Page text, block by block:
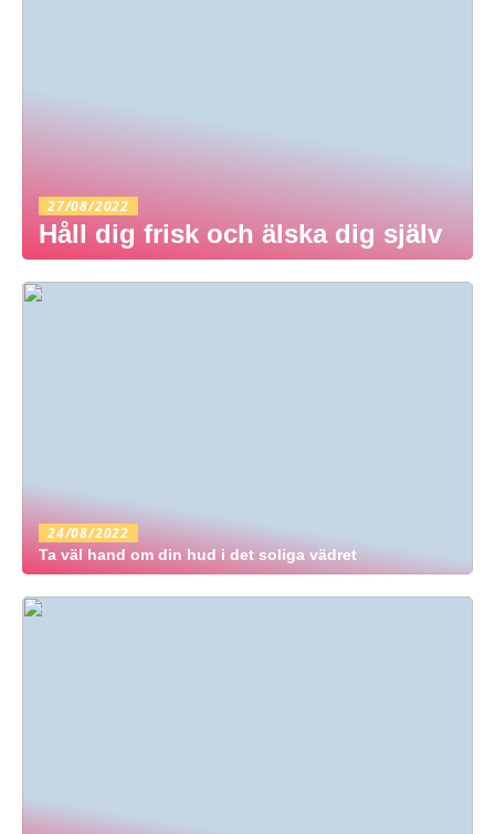
27/08/2022
Håll dig frisk och älska dig själv
24/08/2022
Ta väl hand om din hud i det soliga vädret